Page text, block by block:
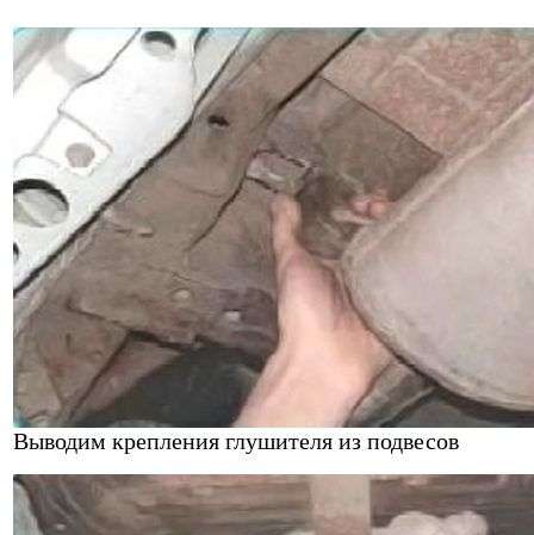
Выводим крепления глушителя из подвесов